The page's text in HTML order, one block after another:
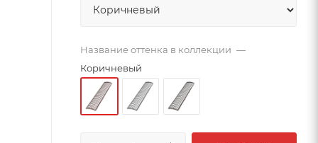
Название оттенка в коллекции —
Коричневый